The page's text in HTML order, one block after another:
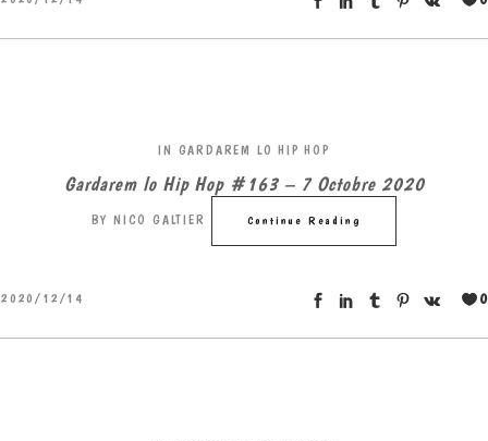
IN GARDAREM LO HIP HOP
Gardarem lo Hip Hop #163 – 7 Octobre 2020
BY NICO GALTIER Continue Reading
2020/12/14 0